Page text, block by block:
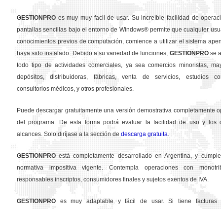
GESTION PRO es muy muy facil de usar. Su increíble facilidad de
pantallas sencillas bajo el entorno de Windows® permite que cualquier
conocimientos previos de computación, comience a utilizar el sistema
haya sido instalado. Debido a su variedad de funciones, GESTION PROse
todo tipo de actividades comerciales, ya sea comercios minoristas,
depósitos, distribuidoras, fábricas, venta de servicios, estudios
consultorios médicos, y otros profesionales.
Puede descargar gratuitamente una versión demostrativa completamente
del programa. De esta forma podrá evaluar la facilidad de uso y los
alcances. Solo diríjase a la sección de descarga gratuita.
GESTION PRO está completamente desarrollado en Argentina, y
normativa impositiva vigente. Contempla operaciones con
responsables inscriptos, consumidores finales y sujetos exentos de IVA.
GESTION PRO es muy adaptable y fácil de usar. Si tiene facturas